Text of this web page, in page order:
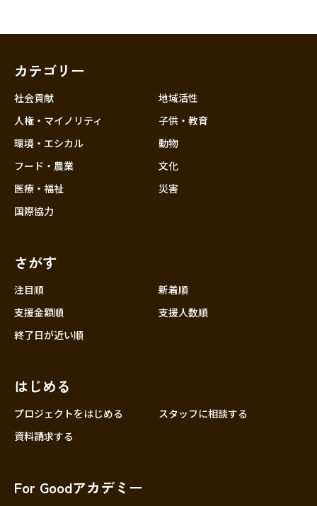
広島
カテゴリー
社会貢献
人権・マイノリティ
環境・エシカル
フード・農業
医療・福祉
国際協力
地域活性
子供・教育
動物
文化
災害
さがす
注目順
新着順
支援金額順
支援人数順
終了日が近い順
はじめる
プロジェクトをはじめる
スタッフに相談する
資料請求する
For Goodアカデミー